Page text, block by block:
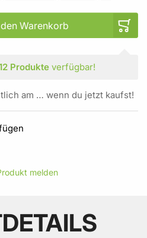
Warenkorb
Produkteverfügbar!
am … wenn du jetzt kaufst!
melden